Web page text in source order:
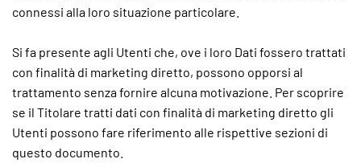
connessi alla loro situazione particolare.
Si fa presente agli Utenti che, ove i loro Dati fossero trattati
con finalità di marketing diretto, possono opporsi al
trattamento senza fornire alcuna motivazione. Per scoprire
se il Titolare tratti dati con finalità di marketing diretto gli
Utenti possono fare riferimento alle rispettive sezioni di
questo documento.